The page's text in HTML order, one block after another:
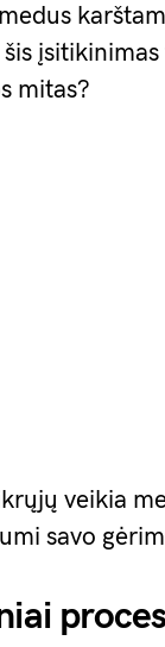
mitas?
veikia
savo